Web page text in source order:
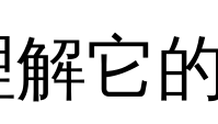
的